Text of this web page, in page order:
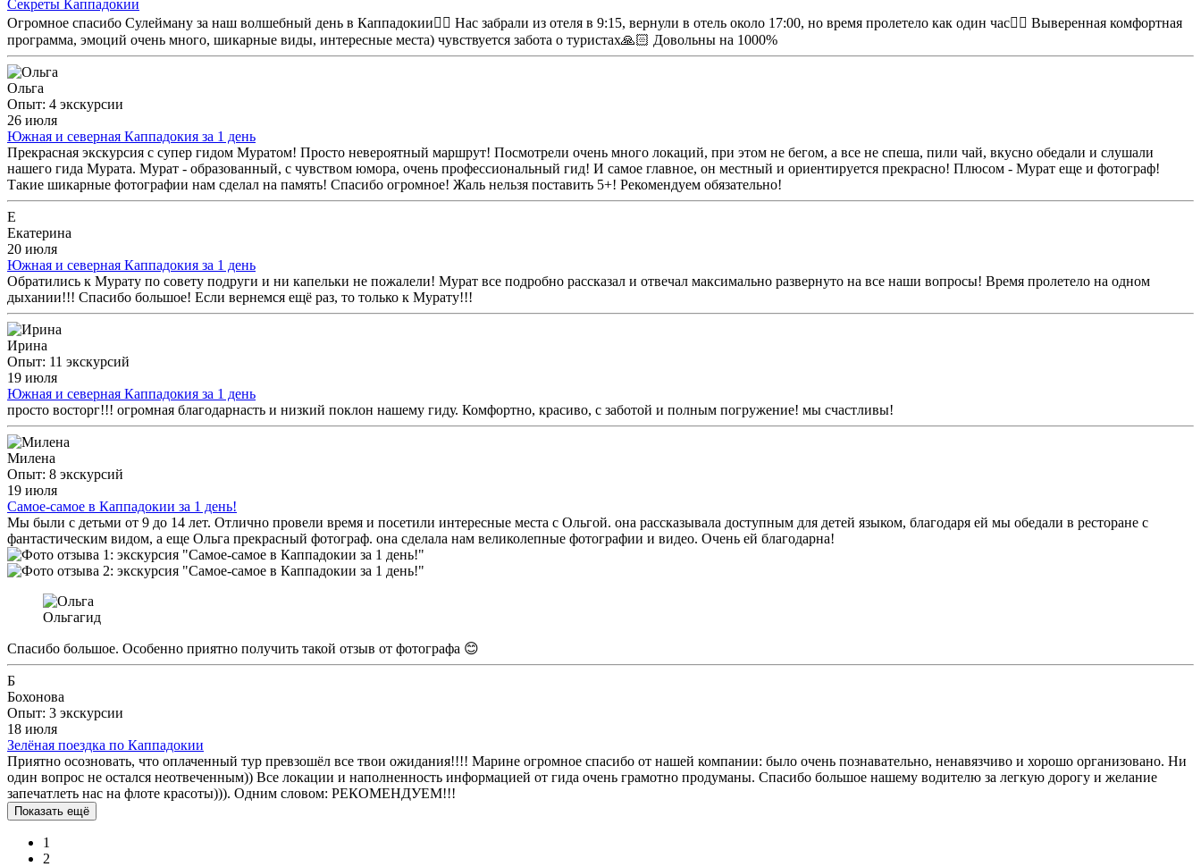
Секреты Каппадокии
Огромное спасибо Сулейману за наш волшебный день в Каппадокии❤️‍🔥 Нас забрали из отеля в 9:15, вернули в отель около 17:00, но время пролетело как один час👍🏻 Выверенная комфортная
программа, эмоций очень много, шикарные виды, интересные места) чувствуется забота о туристах🙏🏻 Довольны на 1000%
Ольга
Опыт: 4 экскурсии
26 июля
Южная и северная Каппадокия за 1 день
Прекрасная экскурсия с супер гидом Муратом! Просто невероятный маршрут! Посмотрели очень много локаций, при этом не бегом, а все не спеша, пили чай, вкусно обедали и слушали
нашего гида Мурата. Мурат - образованный, с чувством юмора, очень профессиональный гид! И самое главное, он местный и ориентируется прекрасно! Плюсом - Мурат еще и фотограф!
Такие шикарные фотографии нам сделал на память! Спасибо огромное! Жаль нельзя поставить 5+! Рекомендуем обязательно!
Е
Екатерина
20 июля
Южная и северная Каппадокия за 1 день
Обратились к Мурату по совету подруги и ни капельки не пожалели! Мурат все подробно рассказал и отвечал максимально развернуто на все наши вопросы! Время пролетело на одном
дыхании!!! Спасибо большое! Если вернемся ещё раз, то только к Мурату!!!
Ирина
Опыт: 11 экскурсий
19 июля
Южная и северная Каппадокия за 1 день
просто восторг!!! огромная благодарнасть и низкий поклон нашему гиду. Комфортно, красиво, с заботой и полным погружение! мы счастливы!
Милена
Опыт: 8 экскурсий
19 июля
Самое-самое в Каппадокии за 1 день!
Мы были с детьми от 9 до 14 лет. Отлично провели время и посетили интересные места с Ольгой. она рассказывала доступным для детей языком, благодаря ей мы обедали в ресторане с
фантастическим видом, а еще Ольга прекрасный фотограф. она сделала нам великолепные фотографии и видео. Очень ей благодарна!
Ольгагид
Спасибо большое. Особенно приятно получить такой отзыв от фотографа 😊
Б
Бохонова
Опыт: 3 экскурсии
18 июля
Зелёная поездка по Каппадокии
Приятно осозновать, что оплаченный тур превзошёл все твои ожидания!!!! Марине огромное спасибо от нашей компании: было очень познавательно, ненавязчиво и хорошо организовано. Ни
один вопрос не остался неотвеченным)) Все локации и наполненность информацией от гида очень грамотно продуманы. Спасибо большое нашему водителю за легкую дорогу и желание
запечатлеть нас на флоте красоты))). Одним словом: РЕКОМЕНДУЕМ!!!
Показать ещё
1
2